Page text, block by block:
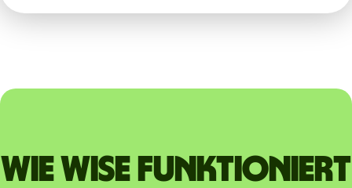
Wie Wise funktioniert